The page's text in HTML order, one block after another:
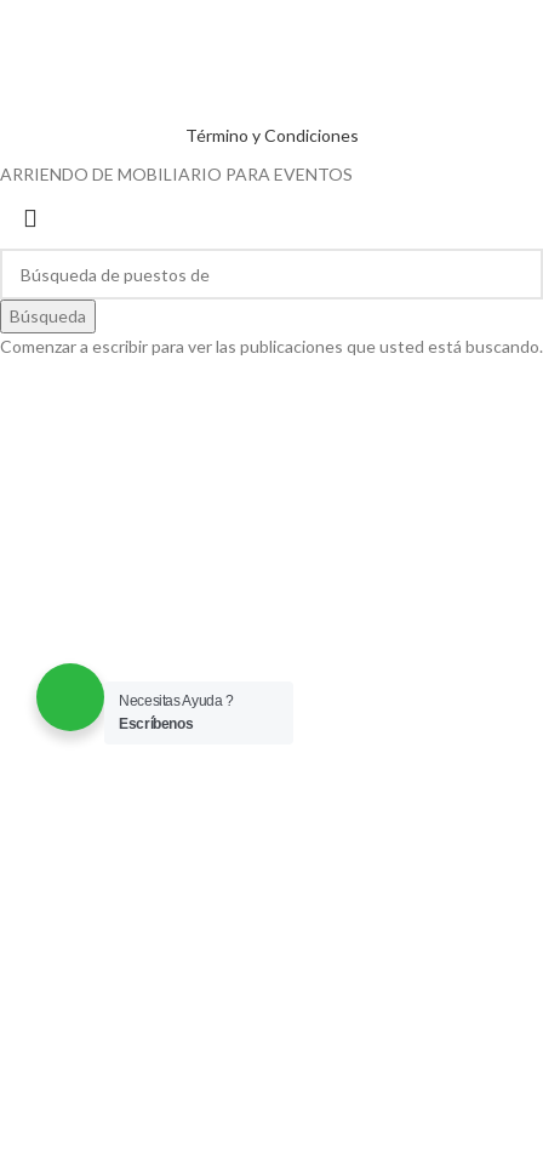
Término y Condiciones
ARRIENDO DE MOBILIARIO PARA EVENTOS
Búsqueda
Comenzar a escribir para ver las publicaciones que usted está buscando.
Necesitas Ayuda ?
Escríbenos